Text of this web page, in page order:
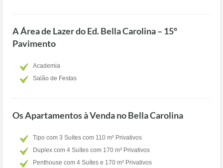
A Área de Lazer do Ed. Bella Carolina – 15º
Pavimento
Academia
Salão de Festas
Os Apartamentos à Venda no Bella Carolina
Tipo com 3 Suítes com 110 m² Privativos
Duplex com 4 Suítes com 170 m² Privativos
Penthouse com 4 Suítes e 170 m² Privativos